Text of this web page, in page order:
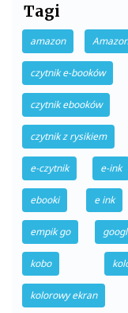
Tagi
amazon
czytnik e-booków
czytnik ebooków
czytnik z rysikiem
e-czytnik e-ink
ebooki e ink
empik go
kobo
kolorowy ekran